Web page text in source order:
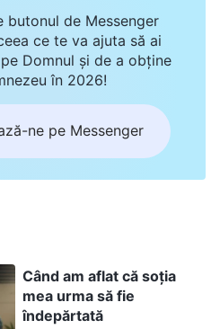
decât aceste trei
Arătarea și lucrarea lui
vieții normale a omului și
m-au mișcat cu
pregătit pentru fiecare
indiferent dacă este
cerințe de la fiecare
sa reală și în
și rânduiește îndatoriri
butonul de Messenger
ce te va ajuta să ai
Domnul și de a obține
în 2026!
ne pe Messenger
Când am aflat că soția
mea urma să fie
îndepărtată